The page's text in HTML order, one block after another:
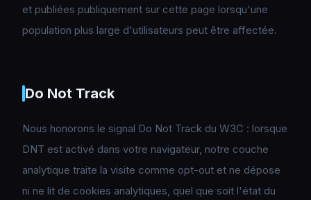
et publiées publiquement sur cette page lorsqu'une
population plus large d'utilisateurs peut être affectée.
Do Not Track
Nous honorons le signal Do Not Track du W3C : lorsque
DNT est activé dans votre navigateur, notre couche
analytique traite la visite comme opt-out et ne dépose
ni ne lit de cookies analytiques, quel que soit l'état du